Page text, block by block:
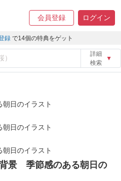
会員登録 ログイン
録 で14個の特典をゲット
詳細
検索
▼
朝日のイラスト
朝日のイラスト
朝日のイラスト
景 季節感のある朝日の